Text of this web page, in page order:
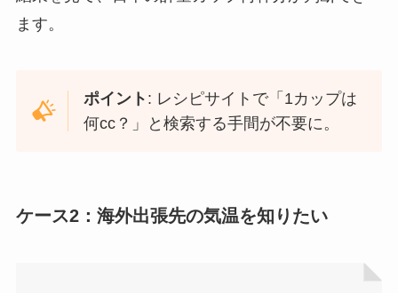
ます。
ポイント : レシピサイトで「1カップは
何cc？」と検索する手間が不要に。
ケース2：海外出張先の気温を知りたい